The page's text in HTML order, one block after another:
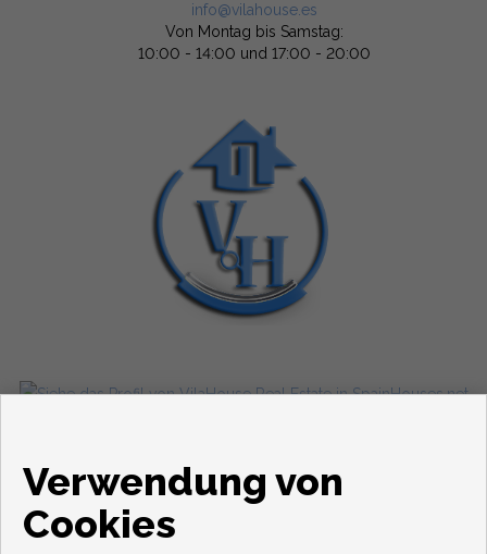
info@vilahouse.es
Von Montag bis Samstag:
10:00 - 14:00 und 17:00 - 20:00
Verwendung von
Cookies